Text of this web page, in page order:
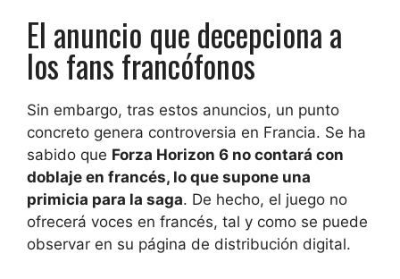
El anuncio que decepciona a
los fans francófonos
Sin embargo, tras estos anuncios, un punto
concreto genera controversia en Francia. Se ha
sabido que Forza Horizon 6 no contará con
doblaje en francés, lo que supone una
primicia para la saga. De hecho, el juego no
ofrecerá voces en francés, tal y como se puede
observar en su página de distribución digital.